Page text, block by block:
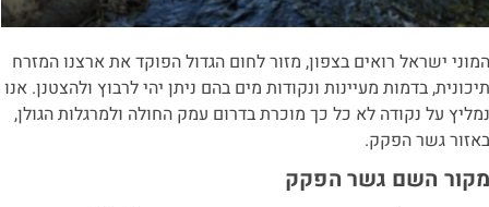
המוני ישראל רואים בצפון, מזור לחום הגדול הפוקד את ארצנו המזרח
תיכונית, בדמות מעיינות ונקודות מים בהם ניתן יהי לרבוץ ולהצטנן. אנו
נמליץ על נקודה לא כל כך מוכרת בדרום עמק החולה ולמרגלות הגולן,
באזור גשר הפקק.
מקור השם גשר הפקק